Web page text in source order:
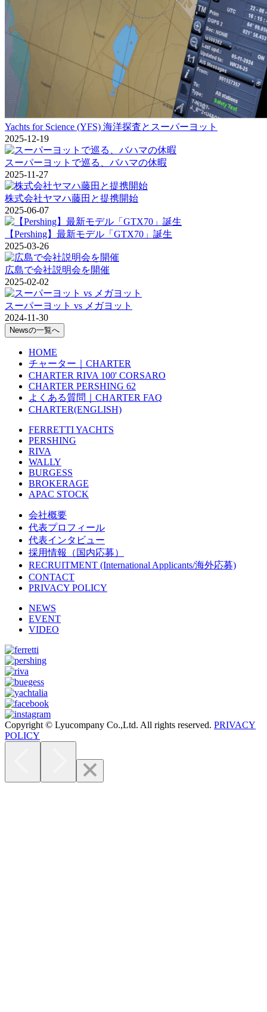
Yachts for Science (YFS) 海洋探査とスーパーヨット
2025-12-19
スーパーヨットで巡る、バハマの休暇
2025-11-27
株式会社ヤマハ藤田と提携開始
2025-06-07
【Pershing】最新モデル「GTX70」誕生
2025-03-26
広島で会社説明会を開催
2025-02-02
スーパーヨット vs メガヨット
2024-11-30
Newsの一覧へ
HOME
チャーター｜CHARTER
CHARTER RIVA 100' CORSARO
CHARTER PERSHING 62
よくある質問｜CHARTER FAQ
CHARTER(ENGLISH)
FERRETTI YACHTS
PERSHING
RIVA
WALLY
BURGESS
BROKERAGE
APAC STOCK
会社概要
代表プロフィール
代表インタビュー
採用情報（国内応募）
RECRUITMENT (International Applicants/海外応募)
CONTACT
PRIVACY POLICY
NEWS
EVENT
VIDEO
Copyright © Lyucompany Co.,Ltd. All rights reserved. PRIVACY
POLICY